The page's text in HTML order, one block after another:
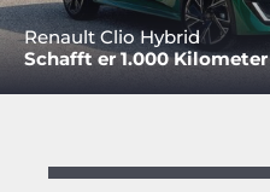
Renault Clio Hybrid
Schafft er 1.000